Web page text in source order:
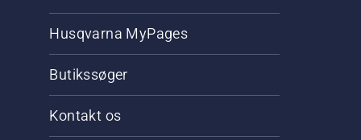
Husqvarna MyPages
Butikssøger
Kontakt os